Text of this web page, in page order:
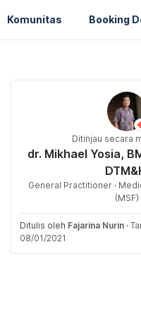
Komunitas Booking
Ditinjau secara
dr. Mikhael Yosia,
General Practitioner ·
(MSF)
Ditulis oleh Fajarina Nurin ·
08/01/2021